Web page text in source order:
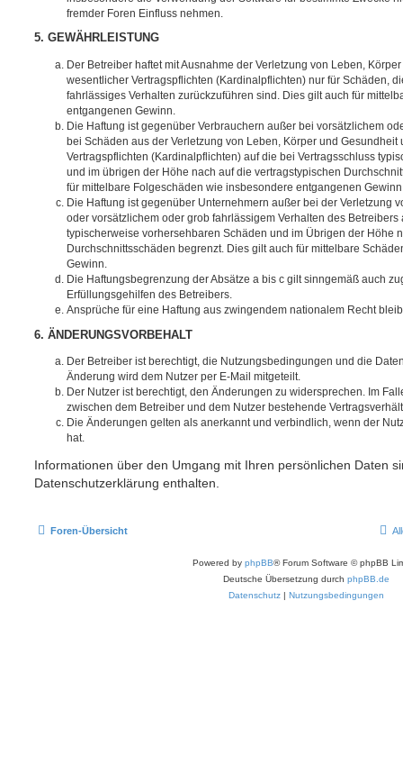
fremder Foren Einfluss nehmen.
5. GEWÄHRLEISTUNG
Der Betreiber haftet mit Ausnahme der Verletzung von Leben,
wesentlicher Vertragspflichten (Kardinalpflichten) nur für Schäden,
fahrlässiges Verhalten zurückzuführen sind. Dies gilt auch für
entgangenen Gewinn.
Die Haftung ist gegenüber Verbrauchern außer bei vorsätzlichem
bei Schäden aus der Verletzung von Leben, Körper und
Vertragspflichten (Kardinalpflichten) auf die bei Vertragsschluss
und im übrigen der Höhe nach auf die vertragstypischen
für mittelbare Folgeschäden wie insbesondere entgangenen
Die Haftung ist gegenüber Unternehmern außer bei der Verletzung
oder vorsätzlichem oder grob fahrlässigem Verhalten des Betreibers
typischerweise vorhersehbaren Schäden und im Übrigen der Höhe
Durchschnittsschäden begrenzt. Dies gilt auch für mittelbare
Gewinn.
Die Haftungsbegrenzung der Absätze a bis c gilt sinngemäß auch
Erfüllungsgehilfen des Betreibers.
Ansprüche für eine Haftung aus zwingendem nationalem Recht
6. ÄNDERUNGSVORBEHALT
Der Betreiber ist berechtigt, die Nutzungsbedingungen und die
Änderung wird dem Nutzer per E-Mail mitgeteilt.
Der Nutzer ist berechtigt, den Änderungen zu widersprechen. Im
zwischen dem Betreiber und dem Nutzer bestehende
Die Änderungen gelten als anerkannt und verbindlich, wenn der
hat.
Informationen über den Umgang mit Ihren persönlichen Daten
Datenschutzerklärung enthalten.
Foren-Übersicht
Powered by phpBB® Forum Software © phpBB
Deutsche Übersetzung durch phpBB.de
Datenschutz | Nutzungsbedingungen